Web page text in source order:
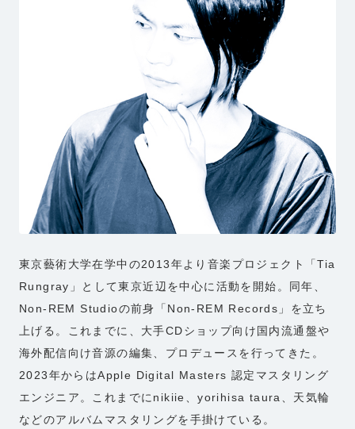
東京藝術大学在学中の2013年より音楽プロジェクト「Tia
Rungray」として東京近辺を中心に活動を開始。同年、
Non-REM Studioの前身「Non-REM Records」を立ち
上げる。これまでに、大手CDショップ向け国内流通盤や
海外配信向け音源の編集、プロデュースを行ってきた。
2023年からはApple Digital Masters 認定マスタリング
エンジニア。これまでにnikiie、yorihisa taura、天気輪
などのアルバムマスタリングを手掛けている。